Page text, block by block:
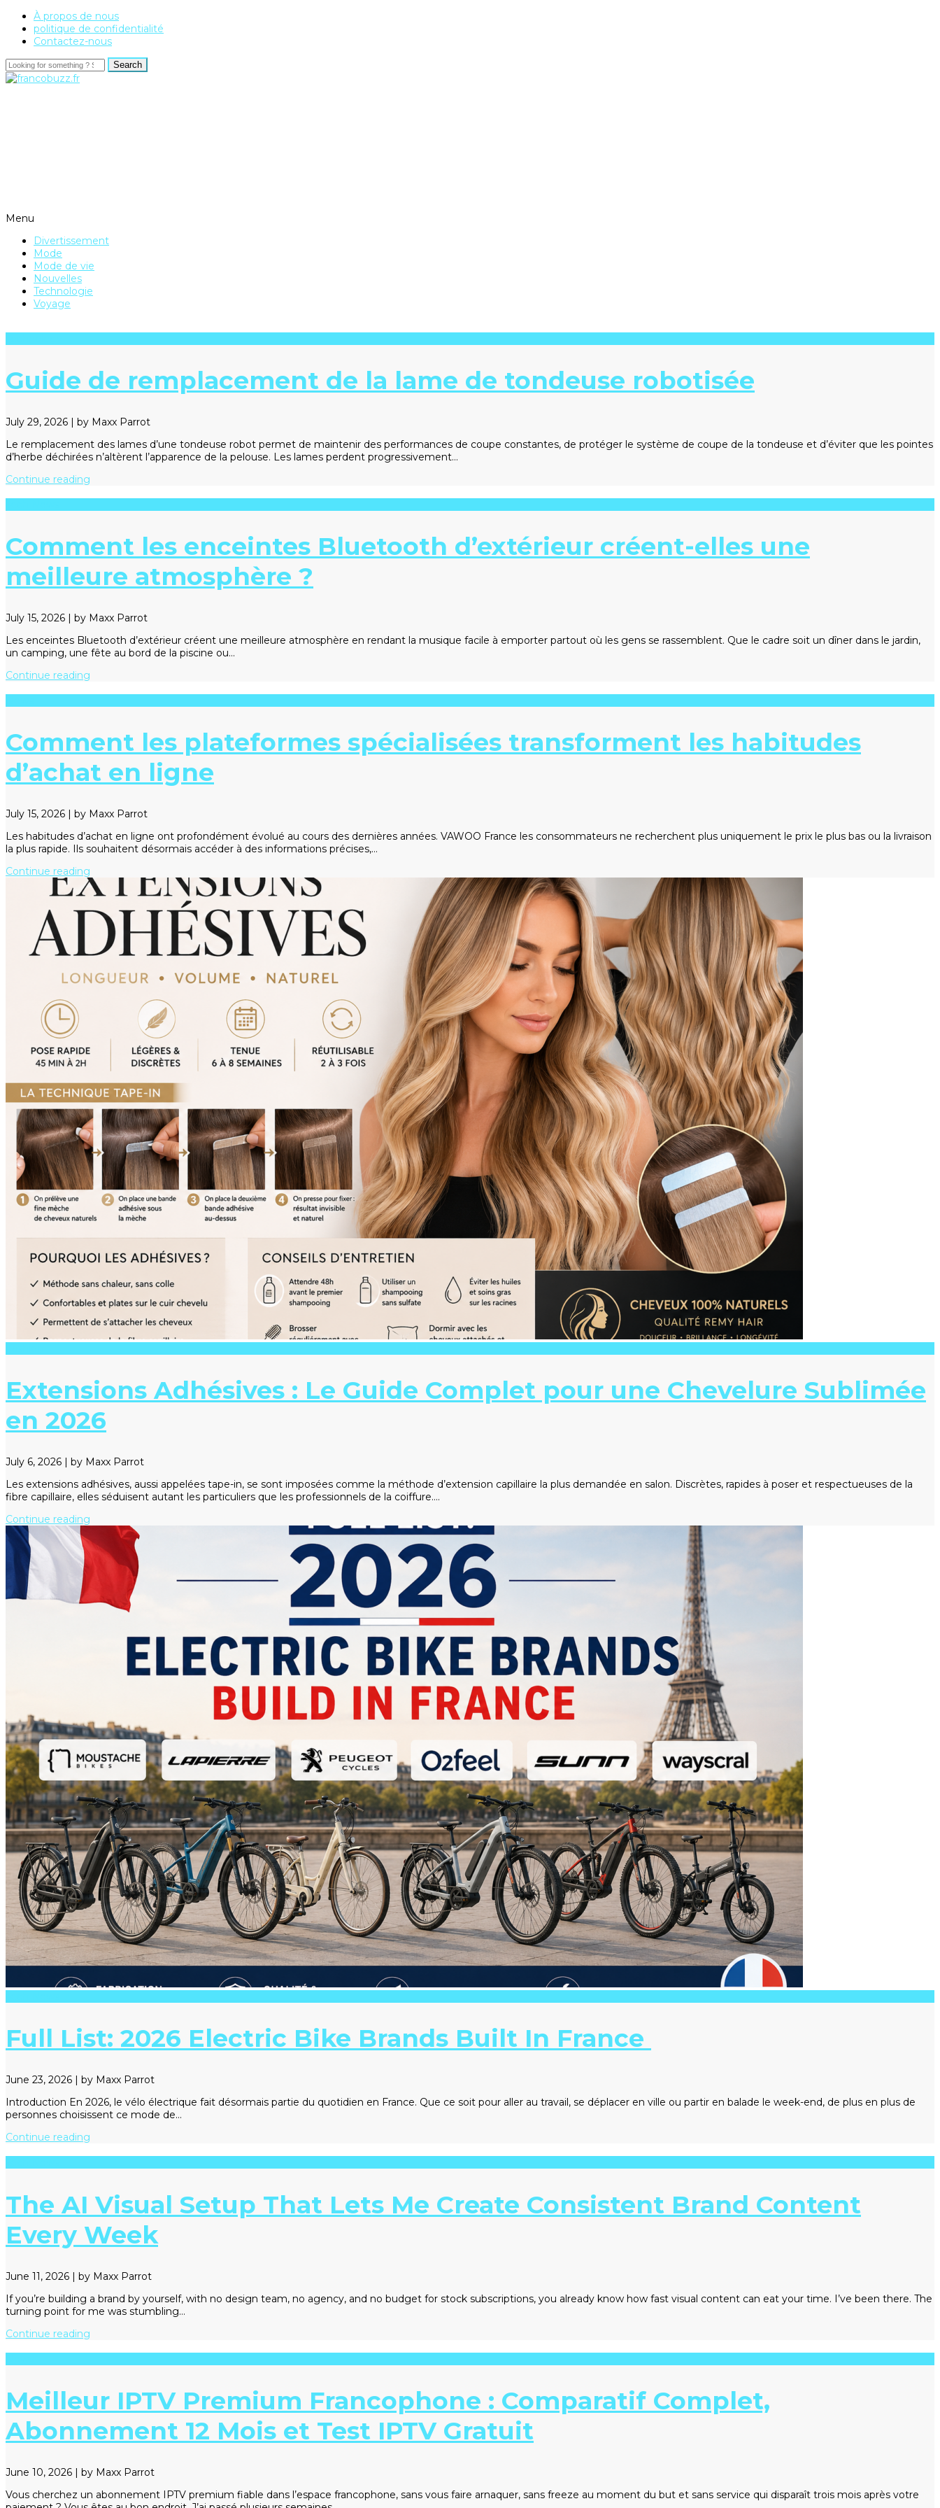
À propos de nous
politique de confidentialité
Contactez-nous
Menu
Divertissement
Mode
Mode de vie
Nouvelles
Technologie
Voyage
Guide de remplacement de la lame de tondeuse robotisée
July 29, 2026 | by Maxx Parrot
Le remplacement des lames d’une tondeuse robot permet de maintenir des performances de coupe constantes, de protéger le système de coupe de la tondeuse et d’éviter que les pointes
d’herbe déchirées n’altèrent l’apparence de la pelouse. Les lames perdent progressivement…
Continue reading
Comment les enceintes Bluetooth d’extérieur créent-elles une
meilleure atmosphère ?
July 15, 2026 | by Maxx Parrot
Les enceintes Bluetooth d’extérieur créent une meilleure atmosphère en rendant la musique facile à emporter partout où les gens se rassemblent. Que le cadre soit un dîner dans le jardin,
un camping, une fête au bord de la piscine ou…
Continue reading
Comment les plateformes spécialisées transforment les habitudes
d’achat en ligne
July 15, 2026 | by Maxx Parrot
Les habitudes d’achat en ligne ont profondément évolué au cours des dernières années. VAWOO France les consommateurs ne recherchent plus uniquement le prix le plus bas ou la livraison
la plus rapide. Ils souhaitent désormais accéder à des informations précises,…
Continue reading
Extensions Adhésives : Le Guide Complet pour une Chevelure Sublimée
en 2026
July 6, 2026
by Maxx Parrot
Les extensions adhésives, aussi appelées tape-in, se sont imposées comme la méthode d’extension capillaire la plus demandée en salon. Discrètes, rapides à poser et respectueuses de la
fibre capillaire, elles séduisent autant les particuliers que les professionnels de la coiffure….
Continue reading
Full List: 2026 Electric Bike Brands Built In France
June 23, 2026
by Maxx Parrot
Introduction En 2026, le vélo électrique fait désormais partie du quotidien en France. Que ce soit pour aller au travail, se déplacer en ville ou partir en balade le week-end, de plus en plus de
personnes choisissent ce mode de…
Continue reading
The AI Visual Setup That Lets Me Create Consistent Brand Content
Every Week
June 11, 2026 | by Maxx Parrot
If you’re building a brand by yourself, with no design team, no agency, and no budget for stock subscriptions, you already know how fast visual content can eat your time. I’ve been there. The
turning point for me was stumbling…
Continue reading
Meilleur IPTV Premium Francophone : Comparatif Complet,
Abonnement 12 Mois et Test IPTV Gratuit
June 10, 2026 | by Maxx Parrot
Vous cherchez un abonnement IPTV premium fiable dans l’espace francophone, sans vous faire arnaquer, sans freeze au moment du but et sans service qui disparaît trois mois après votre